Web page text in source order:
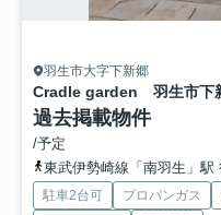
羽生市大字下新郷
Cradle garden 羽生市下
過去掲載物件
/予定
東武伊勢崎線「南羽生」駅
駐車2台可 プロパンガス